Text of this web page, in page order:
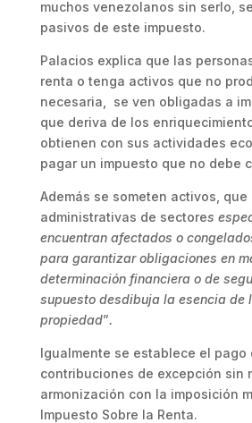
muchos venezolanos sin serlo,
pasivos de este impuesto.
Palacios explica que las
renta o tenga activos que no
necesaria, se ven obligadas a
que deriva de los
obtienen con sus actividades
pagar un impuesto que no debe
Además se someten activos,
administrativas de sectores
encuentran afectados o
para garantizar obligaciones en
determinación financiera o de
supuesto desdibuja la esencia de
propiedad”.
Igualmente se establece el pago
contribuciones de excepción sin
armonización con la imposición
Impuesto Sobre la Renta.